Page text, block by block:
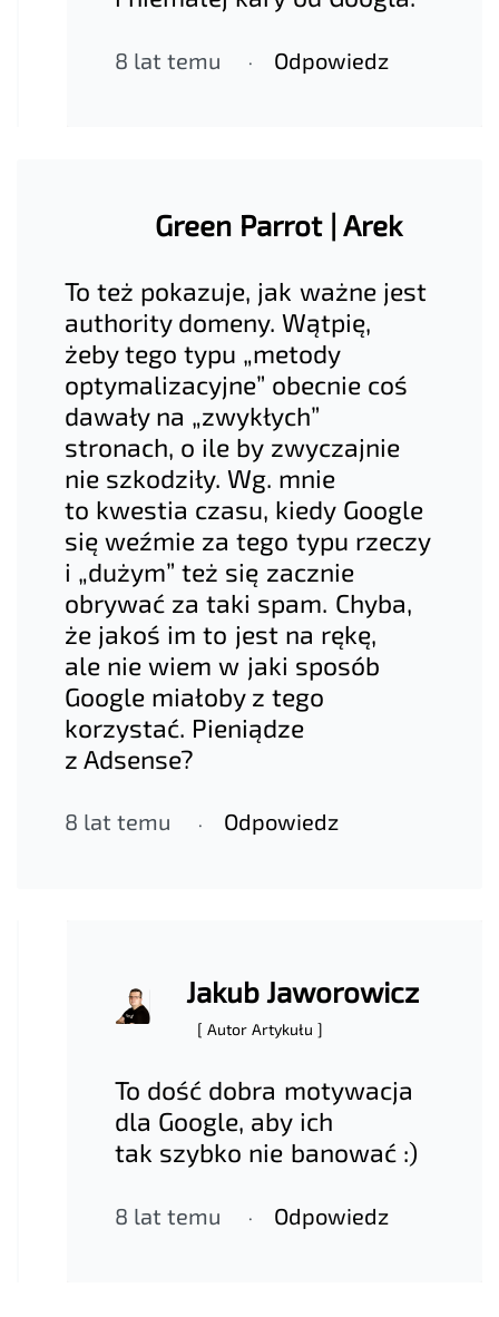
8 lat temu Odpowiedz
Green Parrot | Arek
To też pokazuje, jak ważne jest
authority domeny. Wątpię,
żeby tego typu „metody
optymalizacyjne” obecnie coś
dawały na „zwykłych”
stronach, o ile by zwyczajnie
nie szkodziły. Wg. mnie
to kwestia czasu, kiedy Google
się weźmie za tego typu rzeczy
i „dużym” też się zacznie
obrywać za taki spam. Chyba,
że jakoś im to jest na rękę,
ale nie wiem w jaki sposób
Google miałoby z tego
korzystać. Pieniądze
z Adsense?
8 lat temu Odpowiedz
Jakub Jaworowicz
[ Autor Artykułu ]
To dość dobra motywacja
dla Google, aby ich
tak szybko nie banować :)
8 lat temu Odpowiedz